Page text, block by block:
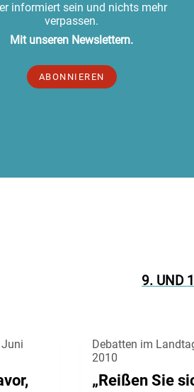
informiert sein und nichts mehr
verpassen.
Mit unseren Newslettern.
ABONNIEREN
9. UND
Debatten im
2010
„Reißen Sie